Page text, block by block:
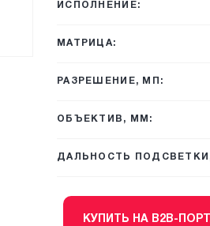
ИСПОЛНЕНИЕ:
МАТРИЦА:
РАЗРЕШЕНИЕ, МП:
ОБЪЕКТИВ, ММ:
ДАЛЬНОСТЬ
КУПИТЬ НА B2B-